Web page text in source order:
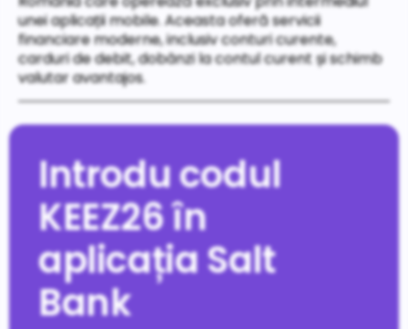
unei aplicații mobile. Aceasta oferă servicii
financiare moderne, inclusiv conturi curente,
carduri de debit, dobânzi la contul curent și schimb
valutar avantajos.
Introdu codul
KEEZ26 în
aplicația Salt
Bank